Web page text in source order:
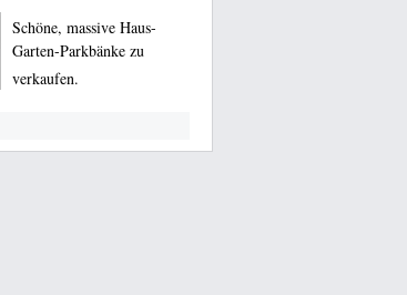
Schöne, massive Haus-
Garten-Parkbänke zu
verkaufen.